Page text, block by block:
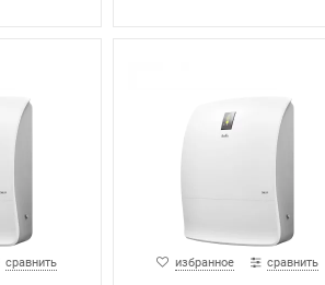
сравнить избранное сравнить